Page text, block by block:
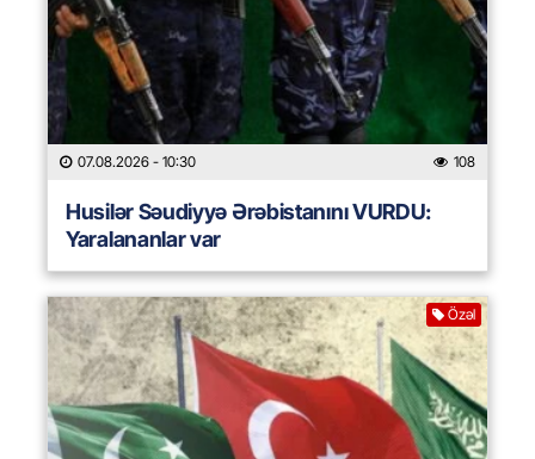
07.08.2026 - 10:30 108
Husilər Səudiyyə Ərəbistanını VURDU:
Yaralananlar var
Özəl